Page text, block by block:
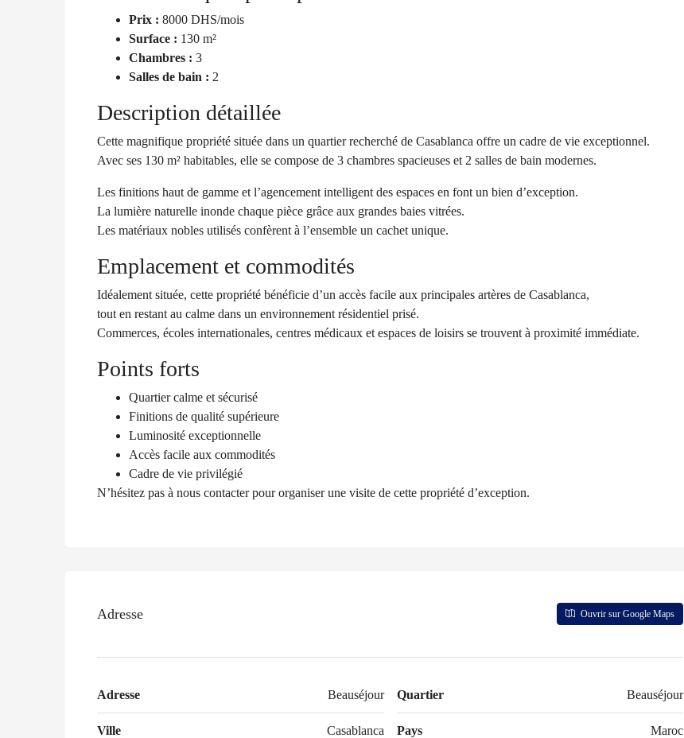
Prix : 8000 DHS/mois
Surface : 130 m²
Chambres : 3
Salles de bain : 2
Description détaillée
Cette magnifique propriété située dans un quartier recherché de Casablanca offre un cadre de vie exceptionnel.
Avec ses 130 m² habitables, elle se compose de 3 chambres spacieuses et 2 salles de bain modernes.
Les finitions haut de gamme et l’agencement intelligent des espaces en font un bien d’exception.
La lumière naturelle inonde chaque pièce grâce aux grandes baies vitrées.
Les matériaux nobles utilisés confèrent à l’ensemble un cachet unique.
Emplacement et commodités
Idéalement située, cette propriété bénéficie d’un accès facile aux principales artères de Casablanca,
tout en restant au calme dans un environnement résidentiel prisé.
Commerces, écoles internationales, centres médicaux et espaces de loisirs se trouvent à proximité immédiate.
Points forts
Quartier calme et sécurisé
Finitions de qualité supérieure
Luminosité exceptionnelle
Accès facile aux commodités
Cadre de vie privilégié
N’hésitez pas à nous contacter pour organiser une visite de cette propriété d’exception.
Adresse Ouvrir sur Google Maps
Adresse Beauséjour
Ville Casablanca
Quartier Beauséjour
Pays Maroc